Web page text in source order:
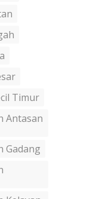
Timur
Antasan
Gadang